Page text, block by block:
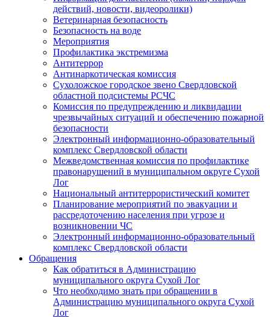
действий, новости, видеоролики)
Ветеринарная безопасность
Безопасность на воде
Мероприятия
Профилактика экстремизма
Антитеррор
Антинаркотическая комиссия
Сухоложское городское звено Свердловской
областной подсистемы РСЧС
Комиссия по предупреждению и ликвидации
чрезвычайных ситуаций и обеспечению пожарной
безопасности
Электронный информационно-образовательный
комплекс Cвердловской области
Межведомственная комиссия по профилактике
правонарушений в муниципальном округе Сухой
Лог
Национальный антитеррористический комитет
Планирование мероприятий по эвакуации и
рассредоточению населения при угрозе и
возникновении ЧС
Электронный информационно-образовательный
комплекс Свердловской области
Обращения
Как обратиться в Администрацию
муниципального округа Сухой Лог
Что необходимо знать при обращении в
Администрацию муниципального округа Сухой
Лог